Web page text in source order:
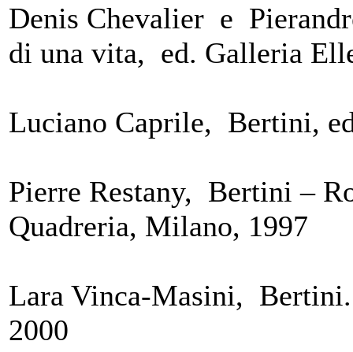
Denis Chevalier e
di una vita, ed. Galleria
Luciano Caprile, Bertini,
Pierre Restany, Bertini –
Quadreria, Milano, 1997
Lara Vinca-Masini,
2000